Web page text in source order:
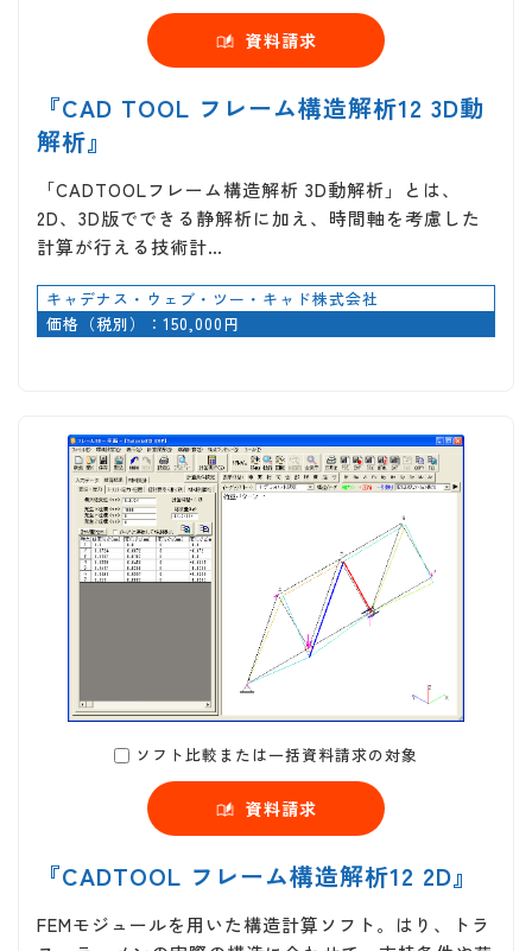
資料請求
『CAD TOOL フレーム構造解析12 3D動
解析』
「CADTOOLフレーム構造解析 3D動解析」とは、
2D、3D版でできる静解析に加え、時間軸を考慮した
計算が行える技術計…
キャデナス・ウェブ・ツー・キャド株式会社
価格（税別）：150,000円
ソフト比較または一括資料請求の対象
資料請求
『CADTOOL フレーム構造解析12 2D』
FEMモジュールを用いた構造計算ソフト。はり、トラ